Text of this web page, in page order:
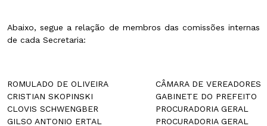
Abaixo, segue a relação de membros das comissões internas
de cada Secretaria:
ROMULADO DE OLIVEIRA
CÂMARA DE VEREADORES
CRISTIAN SKOPINSKI
GABINETE DO PREFEITO
CLOVIS SCHWENGBER
PROCURADORIA GERAL
GILSO ANTONIO ERTAL
PROCURADORIA GERAL